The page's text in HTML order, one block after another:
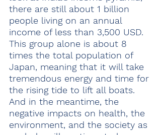
there are still about 1 billion
people living on an annual
income of less than 3,500 USD.
This group alone is about 8
times the total population of
Japan, meaning that it will take
tremendous energy and time for
the rising tide to lift all boats.
And in the meantime, the
negative impacts on health, the
environment, and the society as